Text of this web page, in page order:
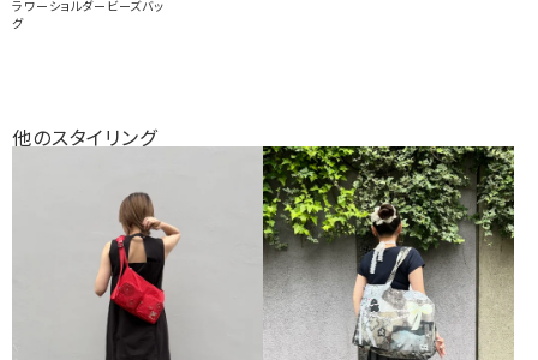
ラワーショルダービーズバッ
グ
他のスタイリング